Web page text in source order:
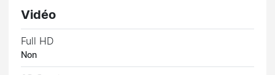
Vidéo
Full HD
Non